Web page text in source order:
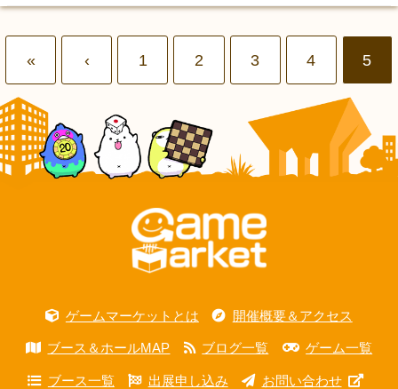
« ‹ 1 2 3 4 5
ゲームマーケットとは 開催概要＆アクセス
ブース＆ホールMAP ブログ一覧 ゲーム一覧
ブース一覧 出展申し込み お問い合わせ